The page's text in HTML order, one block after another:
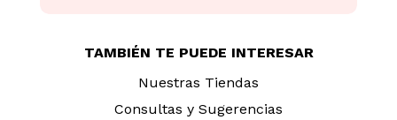
TAMBIÉN TE PUEDE INTERESAR
Nuestras Tiendas
Consultas y Sugerencias